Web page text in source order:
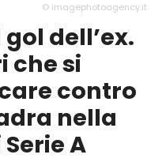
© imagephotoagency.it
dell’ex.
che si
contro
nella
A